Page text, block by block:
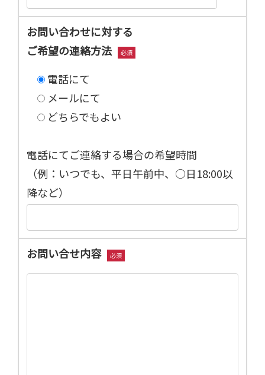
お問い合わせに対する
ご希望の連絡方法
必須
電話にて
メールにて
どちらでもよい
電話にてご連絡する場合の希望時間
（例：いつでも、平日午前中、○日18:00以
降など）
お問い合せ内容 必須